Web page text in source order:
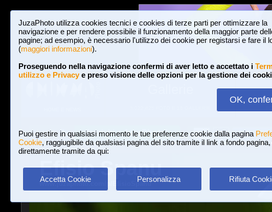
JuzaPhoto utilizza cookies tecnici e cookies di terze parti per ottimizzare la
navigazione e per rendere possibile il funzionamento della maggior parte
pagine; ad esempio, è necessario l'utilizzo dei cookie per registarsi e fare il
(maggiori informazioni).
Proseguendo nella navigazione confermi di aver letto e accettato i
utilizzo e Privacye preso visione delle opzioni per la gestione dei
OK,
Puoi gestire in qualsiasi momento le tue preferenze cookie dalla pagina
Cookie, raggiugibile da qualsiasi pagina del sito tramite il link a fondo pagina,
direttamente tramite da qui:
Accetta Cookie Personalizza Rifiuta
Login Iscriviti a JuzaPhoto! A A ?AIUTO
Efisio Spanu
www.juzaphoto.com/p/EfisioSpanu